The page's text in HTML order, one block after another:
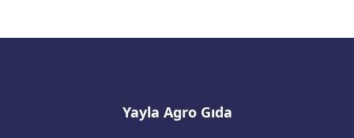
Yayla Agro Gıda